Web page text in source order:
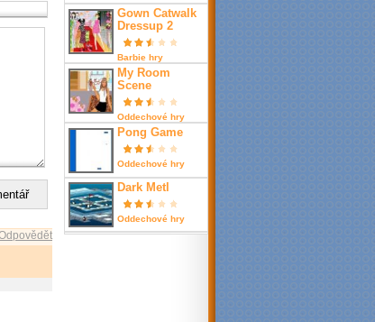
Gown Catwalk
Dressup 2
Barbie hry
My Room
Scene
Oddechové hry
Pong Game
Oddechové hry
Dark Metl
Oddechové hry